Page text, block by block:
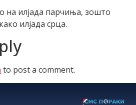
на илјада парчиња, зошто
илјада срца.
to post a comment.